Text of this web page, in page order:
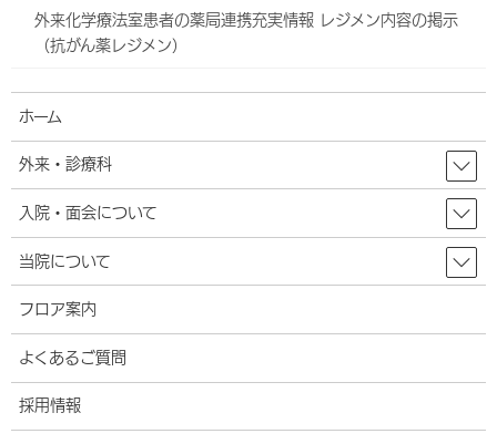
小児外科
食道外科
大腸・肛門外科
股関節外来
スポーツ関節鏡センター（膝関節外科）
関節リウマチ科
外来化学療法室患者の薬局連携充実情報 レジメン内容の掲示
（抗がん薬レジメン）
ホーム
外来・診療科
入院・面会について
当院について
フロア案内
よくあるご質問
採用情報